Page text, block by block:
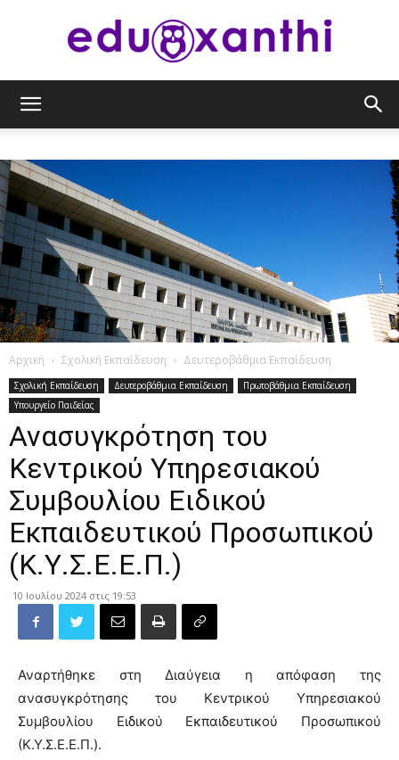
Αρχική Σχολική Εκπαίδευση Δευτεροβάθμια Εκπαίδευση
Σχολική Εκπαίδευση Δευτεροβάθμια Εκπαίδευση
Πρωτοβάθμια Εκπαίδευση
Υπουργείο Παιδείας
Ανασυγκρότηση του
Κεντρικού Υπηρεσιακού
Συμβουλίου Ειδικού
Εκπαιδευτικού Προσωπικού
(Κ.Υ.Σ.Ε.Ε.Π.)
10 Ιουλίου 2024 στις 19:53
Αναρτήθηκε στη Διαύγεια η απόφαση της
ανασυγκρότησης του Κεντρικού Υπηρεσιακού
Συμβουλίου Ειδικού Εκπαιδευτικού Προσωπικού
(Κ.Υ.Σ.Ε.Ε.Π.).